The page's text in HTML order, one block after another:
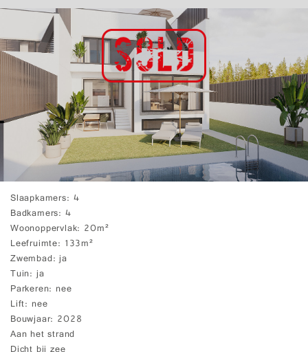
Slaapkamers 4
Badkamers 4
Woonoppervlak 20m²
Leefruimte 133m²
Zwembad ja
Tuin ja
Parkeren nee
Lift nee
Bouwjaar 2028
Aan het strand